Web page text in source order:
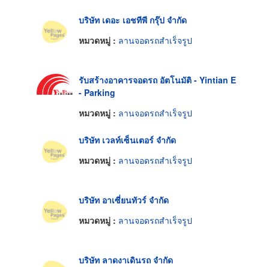
บริษัท เดอะ เอชทีพี กรุ๊ป จำกัด
หมวดหมู่ : ลานจอดรถสำเร็จรูป
รับสร้างอาคารจอดรถ อัตโนมัติ - Yintian E
- Parking
หมวดหมู่ : ลานจอดรถสำเร็จรูป
บริษัท เวลท์เซ็นเตอร์ จำกัด
หมวดหมู่ : ลานจอดรถสำเร็จรูป
บริษัท อาเซี่ยนทัวร์ จำกัด
หมวดหมู่ : ลานจอดรถสำเร็จรูป
บริษัท ลาดงาเดินรถ จำกัด